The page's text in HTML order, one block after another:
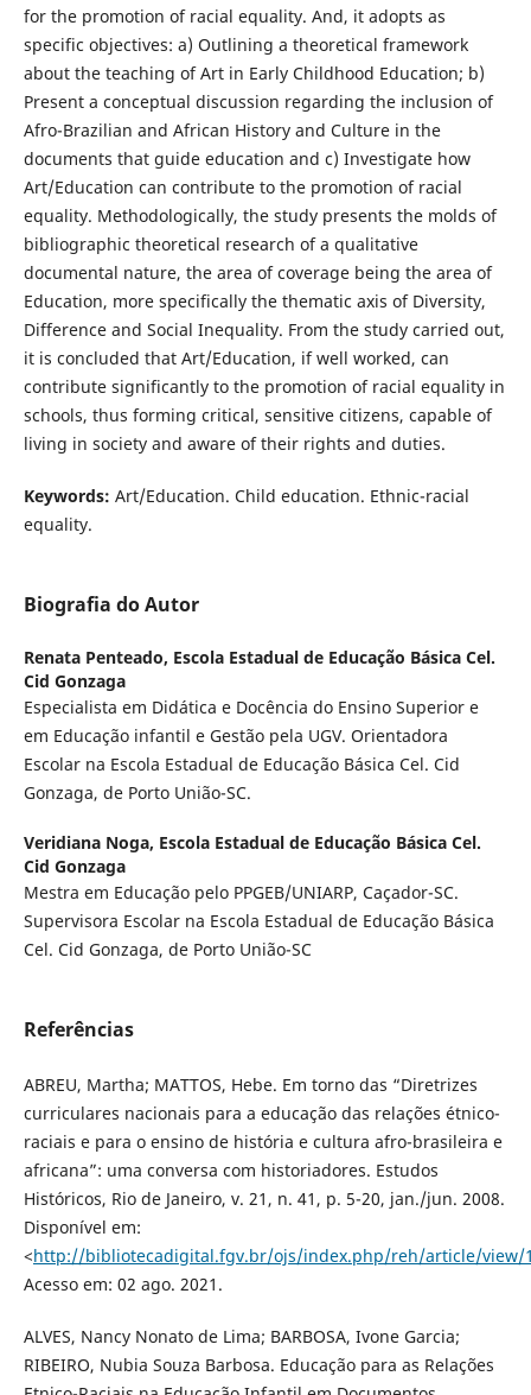
for the promotion of racial equality. And, it adopts as
specific objectives: a) Outlining a theoretical framework
about the teaching of Art in Early Childhood Education; b)
Present a conceptual discussion regarding the inclusion of
Afro-Brazilian and African History and Culture in the
documents that guide education and c) Investigate how
Art/Education can contribute to the promotion of racial
equality. Methodologically, the study presents the molds of
bibliographic theoretical research of a qualitative
documental nature, the area of coverage being the area of
Education, more specifically the thematic axis of Diversity,
Difference and Social Inequality. From the study carried out,
it is concluded that Art/Education, if well worked, can
contribute significantly to the promotion of racial equality in
schools, thus forming critical, sensitive citizens, capable of
living in society and aware of their rights and duties.
Keywords: Art/Education. Child education. Ethnic-racial
equality.
Biografia do Autor
Renata Penteado, Escola Estadual de Educação Básica Cel.
Cid Gonzaga
Especialista em Didática e Docência do Ensino Superior e
em Educação infantil e Gestão pela UGV. Orientadora
Escolar na Escola Estadual de Educação Básica Cel. Cid
Gonzaga, de Porto União-SC.
Veridiana Noga, Escola Estadual de Educação Básica Cel.
Cid Gonzaga
Mestra em Educação pelo PPGEB/UNIARP, Caçador-SC.
Supervisora Escolar na Escola Estadual de Educação Básica
Cel. Cid Gonzaga, de Porto União-SC
Referências
ABREU, Martha; MATTOS, Hebe. Em torno das “Diretrizes
curriculares nacionais para a educação das relações étnico-
raciais e para o ensino de história e cultura afro-brasileira e
africana”: uma conversa com historiadores. Estudos
Históricos, Rio de Janeiro, v. 21, n. 41, p. 5-20, jan./jun. 2008.
Disponível em:
<http://bibliotecadigital.fgv.br/ojs/index.php/reh/article/view/
Acesso em: 02 ago. 2021.
ALVES, Nancy Nonato de Lima; BARBOSA, Ivone Garcia;
RIBEIRO, Nubia Souza Barbosa. Educação para as Relações